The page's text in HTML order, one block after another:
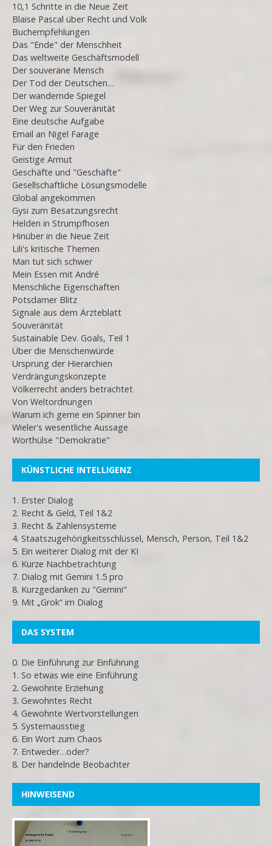
10,1 Schritte in die Neue Zeit
Blaise Pascal über Recht und Volk
Buchempfehlungen
Das "Ende" der Menschheit
Das weltweite Geschäftsmodell
Der souveräne Mensch
Der Tod der Deutschen…
Der wandernde Spiegel
Der Weg zur Souveränität
Eine deutsche Aufgabe
Email an Nigel Farage
Für den Frieden
Geistige Armut
Geschäfte und "Geschäfte"
Gesellschaftliche Lösungsmodelle
Global angekommen
Gysi zum Besatzungsrecht
Helden in Strumpfhosen
Hinüber in die Neue Zeit
Lili's kritische Themen
Man tut sich schwer
Mein Essen mit André
Menschliche Eigenschaften
Potsdamer Blitz
Signale aus dem Ärzteblatt
Souveränität
Sustainable Dev. Goals, Teil 1
Über die Menschenwürde
Ursprung der Hierarchien
Verdrängungskonzepte
Völkerrecht anders betrachtet
Von Weltordnungen
Warum ich gerne ein Spinner bin
Wieler's wesentliche Aussage
Worthülse "Demokratie"
KÜNSTLICHE INTELLIGENZ
1. Erster Dialog
2. Recht & Geld, Teil 1&2
3. Recht & Zahlensysteme
4. Staatszugehörigkeitsschlüssel, Mensch, Person, Teil 1&2
5. Ein weiterer Dialog mit der KI
6. Kurze Nachbetrachtung
7. Dialog mit Gemini 1.5 pro
8. Kurzgedanken zu "Gemini"
9. Mit „Grok“ im Dialog
DAS SYSTEM
0. Die Einführung zur Einführung
1. So etwas wie eine Einführung
2. Gewohnte Erziehung
3. Gewohntes Recht
4. Gewohnte Wertvorstellungen
5. Systemausstieg
6. Ein Wort zum Chaos
7. Entweder…oder?
8. Der handelnde Beobachter
HINWEISEND